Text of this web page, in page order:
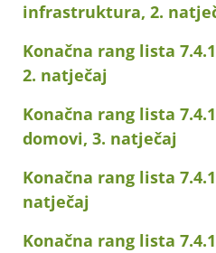
infrastruktura, 2.
Konačna rang lista
2. natječaj
Konačna rang lista
domovi, 3. natječaj
Konačna rang lista
natječaj
Konačna rang lista